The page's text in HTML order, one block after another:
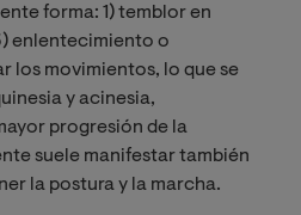
forma: 1) temblor en
enlentecimiento o
los movimientos, lo que se
y acinesia,
progresión de la
suele manifestar también
la postura y la marcha.